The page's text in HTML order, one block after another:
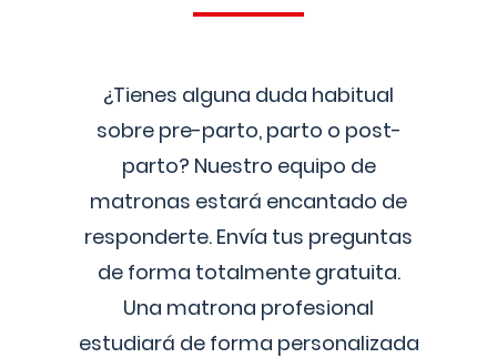
¿Tienes alguna duda habitual
sobre pre-parto, parto o post-
parto? Nuestro equipo de
matronas estará encantado de
responderte. Envía tus preguntas
de forma totalmente gratuita.
Una matrona profesional
estudiará de forma personalizada